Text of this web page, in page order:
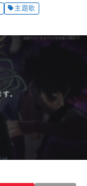
主題歌